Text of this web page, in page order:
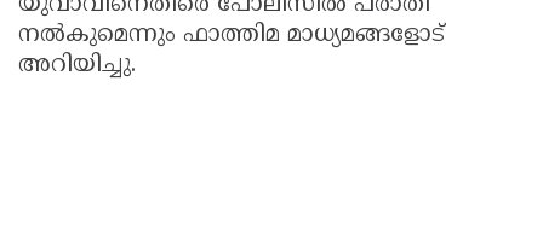
യുവാവിനെതിരെ പോലീസിൽ പരാതി
നൽകുമെന്നും ഫാത്തിമ മാധ്യമങ്ങളോട്
അറിയിച്ചു.